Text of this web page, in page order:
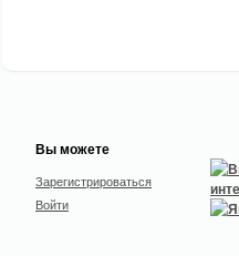
Вы можете
Зарегистрироваться
Войти